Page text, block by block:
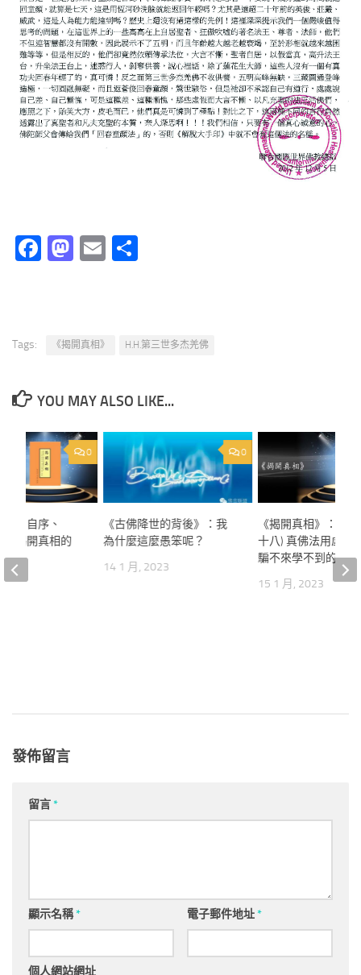
Facebook
Mastodon
Email
Tags: 《揭開真相》 H.H.第三世多杰羌佛
YOU MAY ALSO LIKE...
0
《古佛降世的背後》：我
為什麼這麼愚笨呢？
14 1 月, 2023
《揭開真相》：自
十八) 真佛法用虛假
騙不來學不到的
15 1 月, 2023
0
：自序、
了揭開真相的
發佈留言
留言*
顯示名稱* 電子郵件地址*
個人網站網址